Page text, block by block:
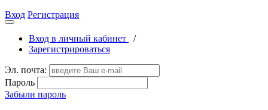
Вход Регистрация
Вход в личный кабинет
/
Зарегистрироваться
Эл. почта:
Пароль
Забыли пароль